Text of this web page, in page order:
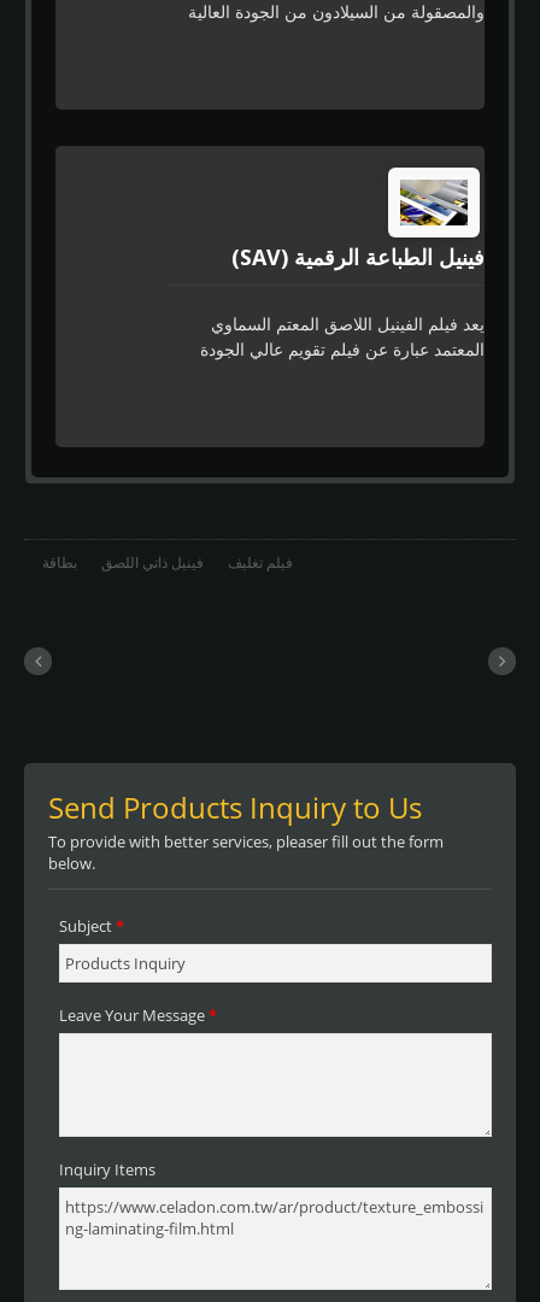
والمصقولة من السيلادون من الجودة العالية
توفر أداءًا ممتازًا في القطع والتقشير وسهولة
للسيلادون تحقيق توضيح أسرع، وتحتوي على
لاصق قوي خاص لتصميم خالٍ من البقايا.
فينيل الطباعة الرقمية (SAV)
يعد فيلم الفينيل اللاصق المعتم السماوي
المعتمد عبارة عن فيلم تقويم عالي الجودة
السهل للسيلادون إمكانية تحديد الموضع بشكل
أسرع، ويتميز بغراء قوي خاص لتصميم خالٍ
بطاقة فينيل ذاتي اللصق فيلم تغليف